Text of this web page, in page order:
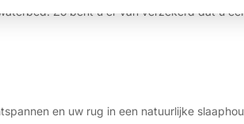
Zo bent u er van verzekerd dat u
en uw rug in een natuurlijke